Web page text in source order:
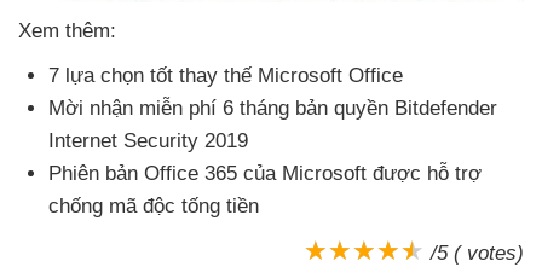
Xem thêm:
7 lựa chọn tốt thay thế Microsoft Office
Mời nhận miễn phí 6 tháng bản quyền Bitdefender
Internet Security 2019
Phiên bản Office 365 của Microsoft được hỗ trợ
chống mã độc tống tiền
/5 ( votes)